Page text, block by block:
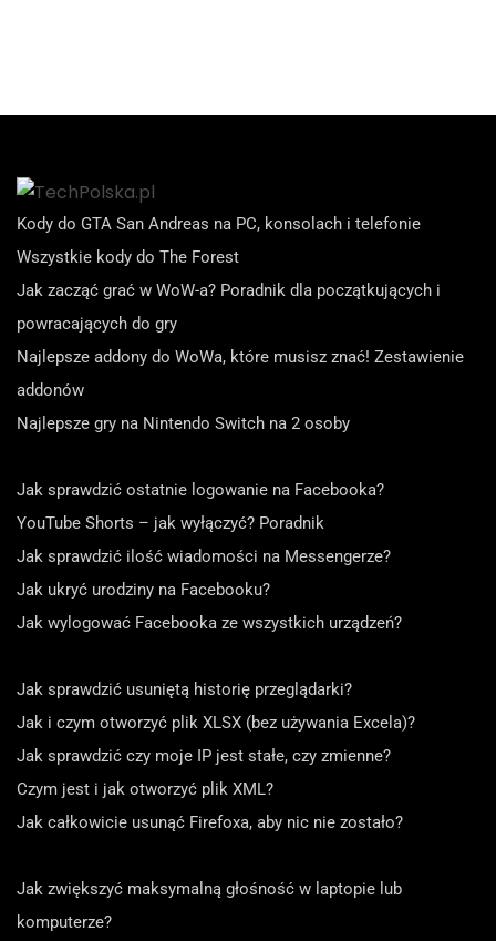
Kody do GTA San Andreas na PC, konsolach i telefonie
Wszystkie kody do The Forest
Jak zacząć grać w WoW-a? Poradnik dla początkujących i
powracających do gry
Najlepsze addony do WoWa, które musisz znać! Zestawienie
addonów
Najlepsze gry na Nintendo Switch na 2 osoby
Jak sprawdzić ostatnie logowanie na Facebooka?
YouTube Shorts – jak wyłączyć? Poradnik
Jak sprawdzić ilość wiadomości na Messengerze?
Jak ukryć urodziny na Facebooku?
Jak wylogować Facebooka ze wszystkich urządzeń?
Jak sprawdzić usuniętą historię przeglądarki?
Jak i czym otworzyć plik XLSX (bez używania Excela)?
Jak sprawdzić czy moje IP jest stałe, czy zmienne?
Czym jest i jak otworzyć plik XML?
Jak całkowicie usunąć Firefoxa, aby nic nie zostało?
Jak zwiększyć maksymalną głośność w laptopie lub
komputerze?